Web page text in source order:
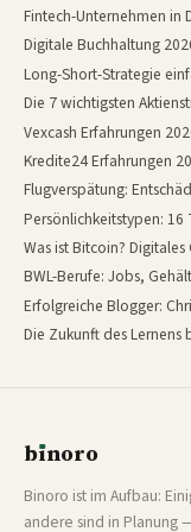
Fintech-Unternehmen in
Digitale Buchhaltung
Long-Short-Strategie
Die 7 wichtigsten
Vexcash Erfahrungen
Kredite24 Erfahrungen
Flugverspätung:
Persönlichkeitstypen:
Was ist Bitcoin?
BWL-Berufe: Jobs,
Erfolgreiche Blogger:
Die Zukunft des Lernens
bınoro
Binoro ist im Aufbau:
andere sind in Planung